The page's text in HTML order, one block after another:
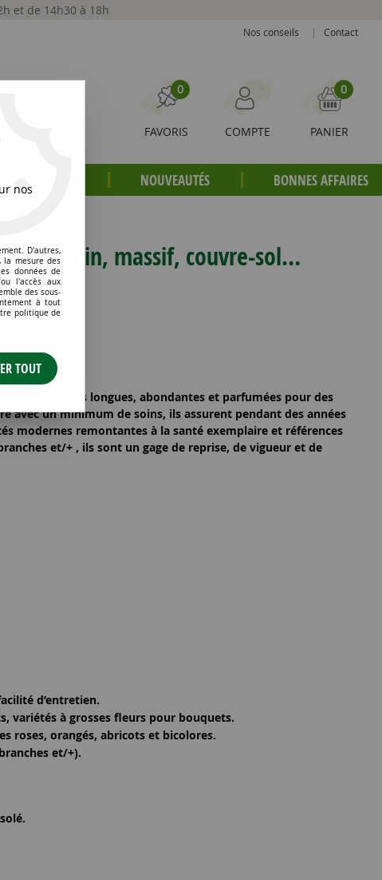
et de 14h30 à 18h
Nos conseils | Contact
0
FAVORIS COMPTE
0
PANIER
NOUVEAUTÉS BONNES AFFAIRES
au jardin, massif, couvre-sol…
floraisons longues, abondantes et parfumées pour des
avec un minimum de soins, ils assurent pendant des années
modernes remontantes à la santé exemplaire et références
et/+ , ils sont un gage de reprise, de vigueur et de
d’entretien.
variétés à grosses fleurs pour bouquets.
roses, orangés, abricots et bicolores.
et/+).
nos
D'autres,
la mesure des
données de
l'accès aux
des sous-
à tout
politique de
TOUT